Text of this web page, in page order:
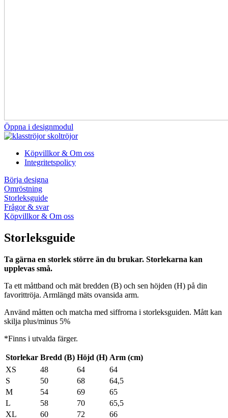
Öppna i designmodul
Köpvillkor & Om oss
Integritetspolicy
Börja designa
Omröstning
Storleksguide
Frågor & svar
Köpvillkor & Om oss
Storleksguide
Ta gärna en storlek större än du brukar. Storlekarna kan
upplevas små.
Ta ett måttband och mät bredden (B) och sen höjden (H) på din
favorittröja. Armlängd mäts ovansida arm.
Använd måtten och matcha med siffrorna i storleksguiden. Mått kan
skilja plus/minus 5%
*Finns i utvalda färger.
Storlekar Bredd (B) Höjd (H) Arm (cm)
XS
48 64
64
S
50 68
64,5
M
54 69
65
L
58 70
65,5
XL
60 72 66